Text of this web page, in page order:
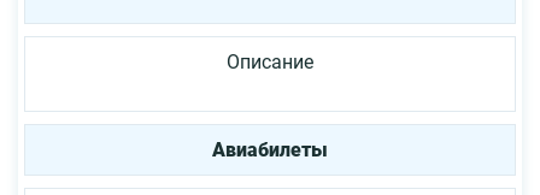
Описание
Авиабилеты